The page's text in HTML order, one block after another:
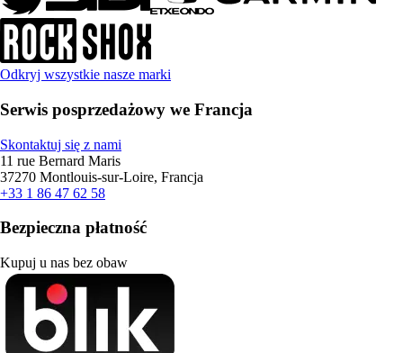
Odkryj wszystkie nasze marki
Serwis posprzedażowy we Francja
Skontaktuj się z nami
11 rue Bernard Maris
37270 Montlouis-sur-Loire, Francja
+33 1 86 47 62 58
Bezpieczna płatność
Kupuj u nas bez obaw